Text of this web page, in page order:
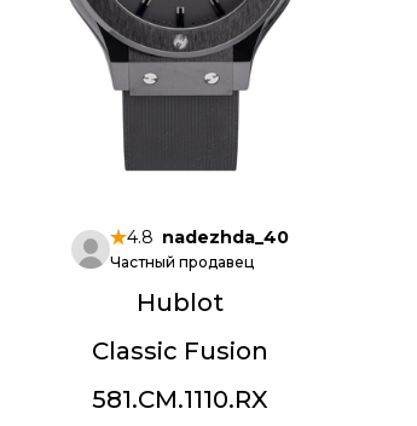
4.8 nadezhda_40
Частный продавец
Hublot
Classic Fusion
581.CM.1110.RX